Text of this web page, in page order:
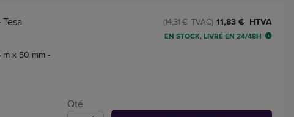
m x 50 mm -
11,83 € HTVA
(14,31 € TVAC)
EN STOCK, LIVRÉ EN 24/48H
Qté